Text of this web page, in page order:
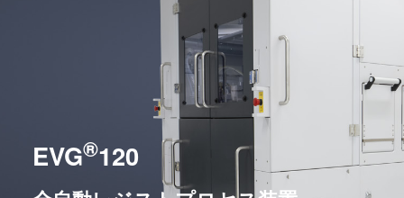
ナノインプリント・リソグラ
フィ（NIL）装置
ウェーハ接合装置
検査・計測装置
MLE™ マスクレス・リソグ
ラフィ
ナノインプリント・リソグラ
フィ（NIL） - SmartNIL®
ウェーハレベル・オプティク
ス（WLO）
光リソグラフィ
拠点一覧
ニュース
展示会・セミナー
サプライヤーおよびパートナ
R&D Projects
EVGでのお仕事
EVGライフ
INSIDER
How do I become an Insider?
お問い合わせ
EVG®120
リソグラフィ・トラックシステム
ナノインプリント・リソグラフィ（NIL）装置